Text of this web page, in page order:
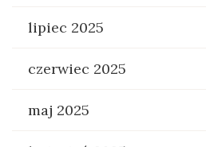
lipiec 2025
czerwiec 2025
maj 2025